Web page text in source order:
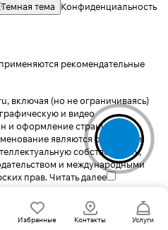
Избранные Контакты Услуги
Темная тема Конфиденциальность
рекомендательные
включая (но не ограничиваясь)
и видео
и оформление страниц,
являются объектами
собственность,
и международными
прав.Читать далее